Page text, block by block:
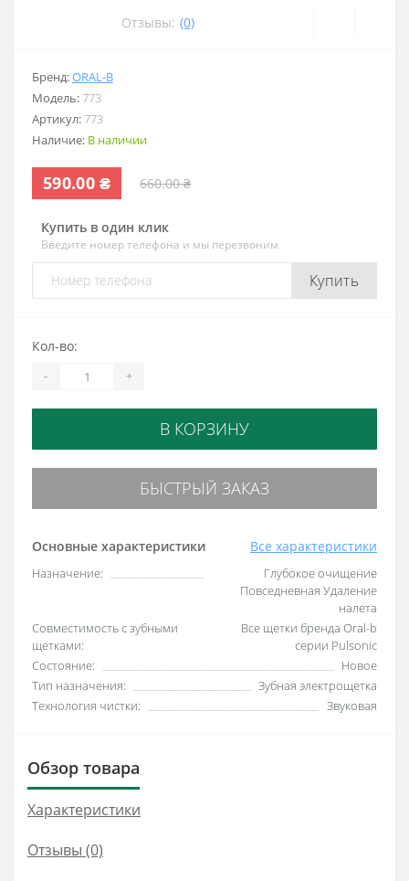
Отзывы: (0)
Бренд:ORAL-B
Модель:773
Артикул:773
Наличие: В наличии
590.00 ₴ 660.00 ₴
Купить в один клик
Введите номер телефона и мы перезвоним
Купить
Основные характеристики Все характеристики
Назначение:
Глубокое очищение
Повседневная Удаление
налета
Совместимость с зубными
щетками:
Все щетки бренда Oral-b
серии Pulsonic
Состояние:
Новое
Тип назначения:
Зубная электрощетка
Технология чистки:
Звуковая
Кол-во:
- +
В КОРЗИНУ
БЫСТРЫЙ ЗАКАЗ
Обзор товара
Характеристики
Отзывы (0)